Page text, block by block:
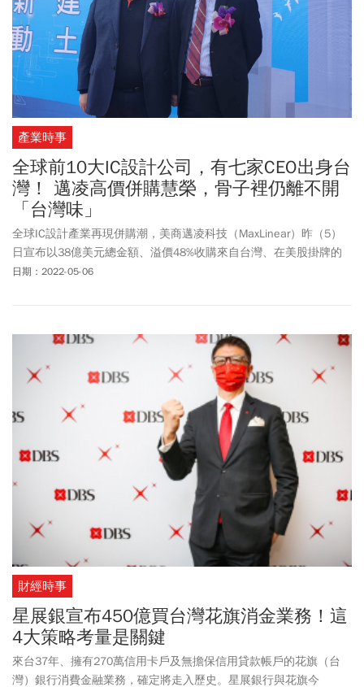
產業時事
全球前10大IC設計公司，有七家CEO出身台
灣！ 邁凌高價併購慧榮，骨子裡仍離不開
「台灣味」
全球IC設計產業再現併購潮，美商邁凌科技（MaxLinear）昨（5）
日宣布以38億美元總金額、溢價48%收購來自台灣、在美股掛牌的
慧榮科技，兩家公司合併後年營收有機會挑戰23億美元，並躋身全
日期：2022-05-06
財經時事
星展銀宣布450億買台灣花旗消金業務！這
4大策略考量是關鍵
來台37年、擁有270萬信用卡戶及無擔保信用貸款帳戶的花旗（台
灣）銀行消費金融業務，確定將走入歷史。星展銀行與花旗今